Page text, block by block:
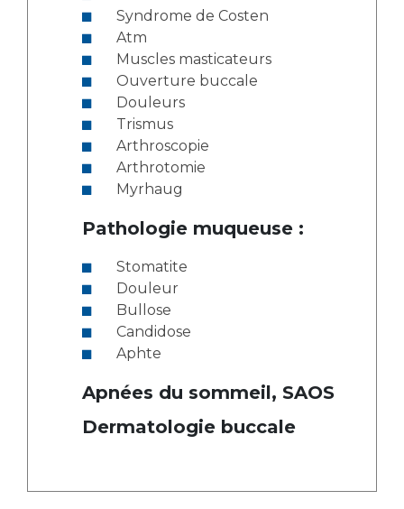
Syndrome de Costen
Atm
Muscles masticateurs
Ouverture buccale
Douleurs
Trismus
Arthroscopie
Arthrotomie
Myrhaug
Pathologie muqueuse :
Stomatite
Douleur
Bullose
Candidose
Aphte
Apnées du sommeil, SAOS
Dermatologie buccale